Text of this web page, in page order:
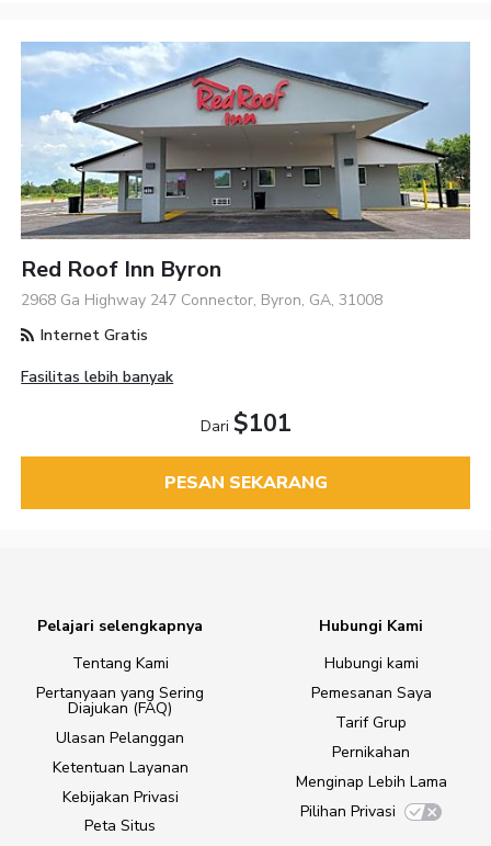
Red Roof Inn Byron
2968 Ga Highway 247 Connector, Byron, GA, 31008
Internet Gratis
Fasilitas lebih banyak
Dari $101
PESAN SEKARANG
Pelajari selengkapnya
Tentang Kami
Pertanyaan yang Sering
Diajukan (FAQ)
Ulasan Pelanggan
Ketentuan Layanan
Kebijakan Privasi
Peta Situs
Hubungi Kami
Hubungi kami
Pemesanan Saya
Tarif Grup
Pernikahan
Menginap Lebih Lama
Pilihan Privasi